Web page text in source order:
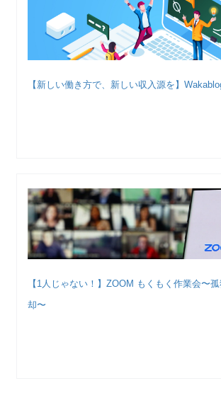
【新しい働き方で、新しい収入源を】
【1人じゃない！】ZOOM もくもく作業会〜
却〜